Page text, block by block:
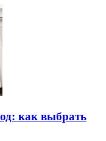
как выбрать